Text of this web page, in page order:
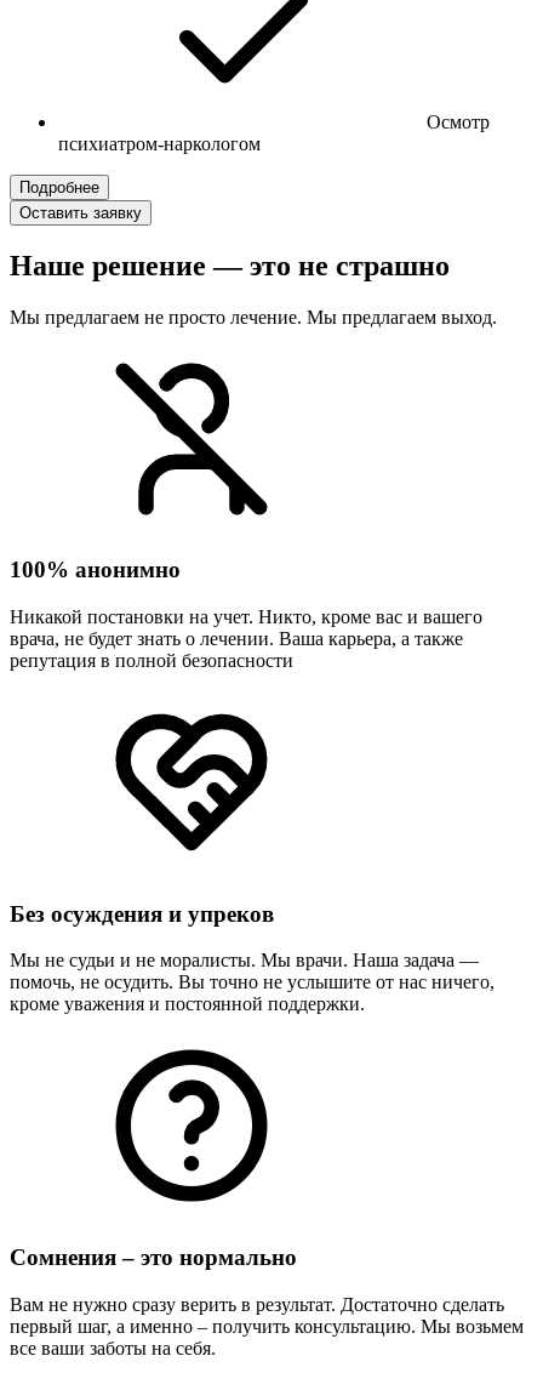
Осмотр
психиатром-наркологом
Подробнее
Оставить заявку
Наше решение — это не страшно
Мы предлагаем не просто лечение. Мы предлагаем выход.
100% анонимно
Никакой постановки на учет. Никто, кроме вас и вашего
врача, не будет знать о лечении. Ваша карьера, а также
репутация в полной безопасности
Без осуждения и упреков
Мы не судьи и не моралисты. Мы врачи. Наша задача —
помочь, не осудить. Вы точно не услышите от нас ничего,
кроме уважения и постоянной поддержки.
Сомнения – это нормально
Вам не нужно сразу верить в результат. Достаточно сделать
первый шаг, а именно – получить консультацию. Мы возьмем
все ваши заботы на себя.